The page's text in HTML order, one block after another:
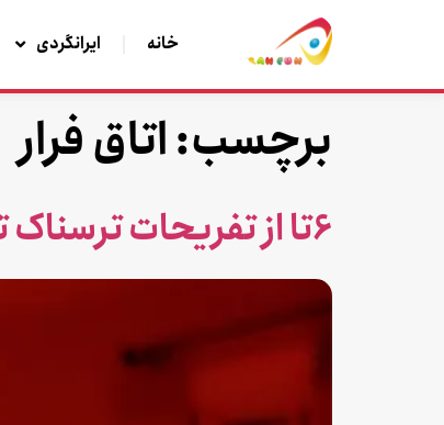
خانه ایرانگردی
برچسب:اتاق فرار
6تا از تفریحات ترسناک تهران